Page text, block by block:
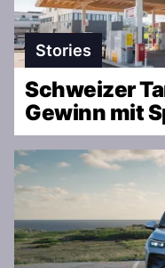
Stories
Schweizer
Gewinn mit